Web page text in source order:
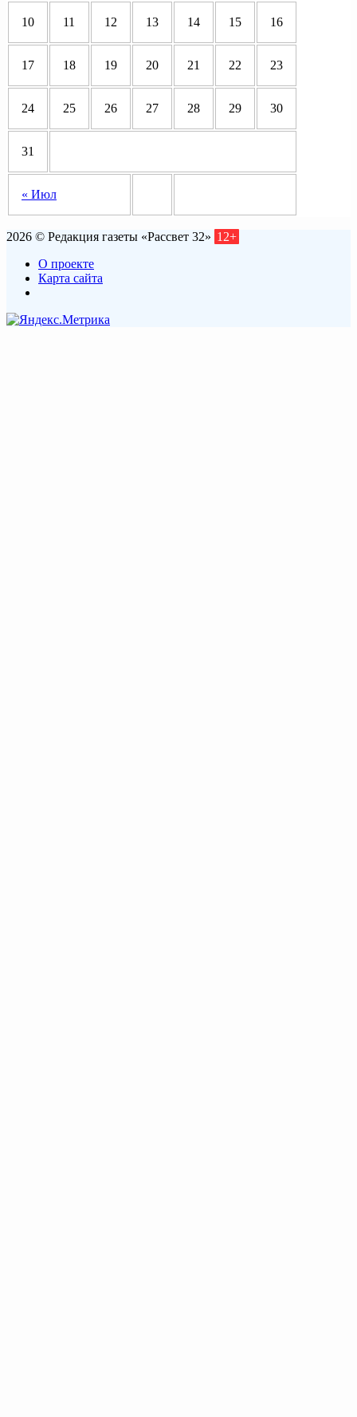
« Июл
10 11 12 13 14 15 16
17 18 19 20 21 22 23
24 25 26 27 28 29 30
31
2026 © Редакция газеты «Рассвет 32» 12+
О проекте
Карта сайта